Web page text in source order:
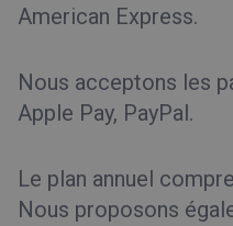
American Express.
Nous acceptons les
Apple Pay, PayPal.
Le plan annuel
Nous proposons